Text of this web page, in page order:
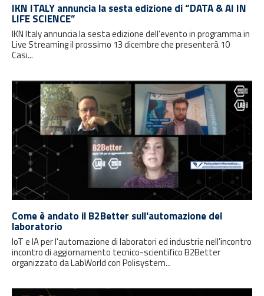
IKN ITALY annuncia la sesta edizione di “DATA & AI IN
LIFE SCIENCE”
IKN Italy annuncia la sesta edizione dell’evento in programma in
Live Streaming il prossimo 13 dicembre che presenterà 10
Casi...
Come è andato il B2Better sull'automazione del
laboratorio
IoT e IA per l'automazione di laboratori ed industrie nell'incontro
incontro di aggiornamento tecnico-scientifico B2Better
organizzato da LabWorld con Polisystem...